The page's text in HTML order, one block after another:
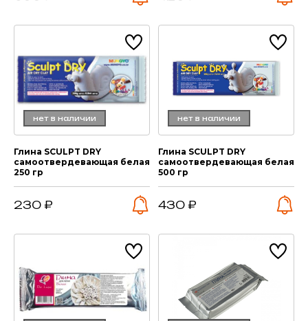
нет в наличии
Глина SCULPT DRY
самоотвердевающая белая
250 гр
230 ₽
нет в наличии
Глина SCULPT DRY
самоотвердевающая белая
500 гр
430 ₽